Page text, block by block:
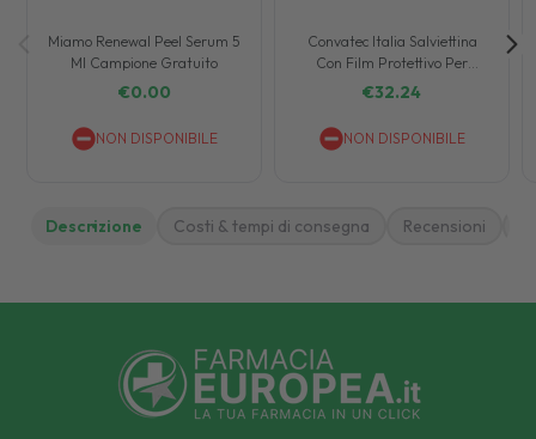
Miamo Renewal Peel Serum 5
Ml Campione Gratuito
€0.00
NON DISPONIBILE
Convatec Italia Salviettina
Con Film Protettivo Per
Stomia Convacare 100 Pezzi
€32.24
NON DISPONIBILE
Descrizione Costi & tempi di consegna Recensioni